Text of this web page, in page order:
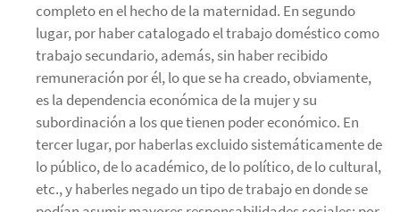
completo en el hecho de la maternidad. En segundo
lugar, por haber catalogado el trabajo doméstico como
trabajo secundario, además, sin haber recibido
remuneración por él, lo que se ha creado, obviamente,
es la dependencia económica de la mujer y su
subordinación a los que tienen poder económico. En
tercer lugar, por haberlas excluido sistemáticamente de
lo público, de lo académico, de lo político, de lo cultural,
etc., y haberles negado un tipo de trabajo en donde se